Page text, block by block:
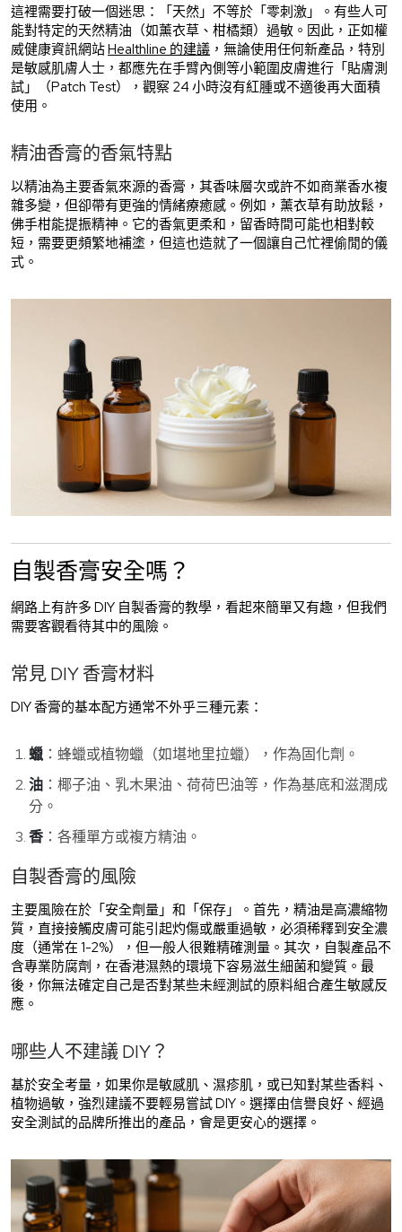
這裡需要打破一個迷思：「天然」不等於「零刺激」。有些人可
能對特定的天然精油（如薰衣草、柑橘類）過敏。因此，正如權
威健康資訊網站Healthline 的建議 ，無論使用任何新產品，特別
是敏感肌膚人士，都應先在手臂內側等小範圍皮膚進行「貼膚測
試」（Patch Test），觀察 24 小時沒有紅腫或不適後再大面積
使用。
精油香膏的香氣特點
以精油為主要香氣來源的香膏，其香味層次或許不如商業香水複
雜多變，但卻帶有更強的情緒療癒感。例如，薰衣草有助放鬆，
佛手柑能提振精神。它的香氣更柔和，留香時間可能也相對較
短，需要更頻繁地補塗，但這也造就了一個讓自己忙裡偷閒的儀
式。
自製香膏安全嗎？
網路上有許多 DIY 自製香膏的教學，看起來簡單又有趣，但我們
需要客觀看待其中的風險。
常見 DIY 香膏材料
DIY 香膏的基本配方通常不外乎三種元素：
蠟 ：蜂蠟或植物蠟（如堪地里拉蠟），作為固化劑。
油 ：椰子油、乳木果油、荷荷巴油等，作為基底和滋潤成
分。
香 ：各種單方或複方精油。
自製香膏的風險
主要風險在於「安全劑量」和「保存」。首先，精油是高濃縮物
質，直接接觸皮膚可能引起灼傷或嚴重過敏，必須稀釋到安全濃
度（通常在 1-2%），但一般人很難精確測量。其次，自製產品不
含專業防腐劑，在香港濕熱的環境下容易滋生細菌和變質。最
後，你無法確定自己是否對某些未經測試的原料組合產生敏感反
應。
哪些人不建議 DIY？
基於安全考量，如果你是敏感肌、濕疹肌，或已知對某些香料、
植物過敏，強烈建議不要輕易嘗試 DIY。選擇由信譽良好、經過
安全測試的品牌所推出的產品，會是更安心的選擇。